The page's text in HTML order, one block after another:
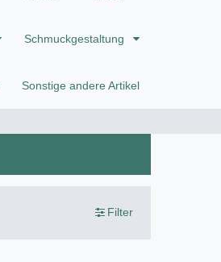
Schmuckgestaltung
Sonstige andere Artikel
Filter